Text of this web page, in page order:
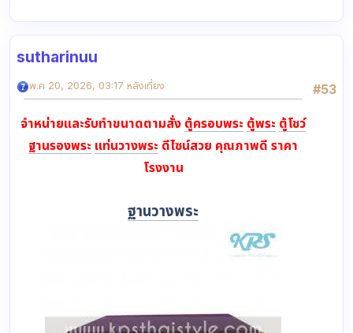
sutharinuu
#53
พ.ค 20, 2026, 03:17 หลังเที่ยง
จำหน่ายและรับทำขนาดตามสั่ง ตู้ครอบพระ ตู้พระ ตู้โชว์
ฐานรองพระ แท่นวางพระ ดีไซน์สวย คุณภาพดี ราคา
โรงงาน
ฐานวางพระ